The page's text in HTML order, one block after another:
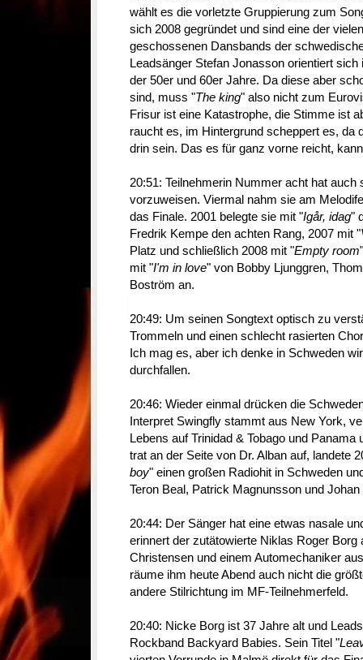
wählt es die vorletzte Gruppierung zum
sich 2008 gegründet und sind eine der
geschossenen Dansbands der
Leadsänger Stefan Jonasson orientiert
der 50er und 60er Jahre. Da diese aber
sind, muss "The king" also nicht zum
Frisur ist eine Katastrophe, die Stimme ist
raucht es, im Hintergrund scheppert es, da
drin sein. Das es für ganz vorne reicht,
20:51: Teilnehmerin Nummer acht hat auch
vorzuweisen. Viermal nahm sie am
das Finale. 2001 belegte sie mit "Igår, idag"
Fredrik Kempe den achten Rang, 2007 mit "
Platz und schließlich 2008 mit "Empty room
mit "I'm in love" von Bobby Ljunggren,
Boström an.
20:49: Um seinen Songtext optisch zu
Trommeln und einen schlecht rasierten
Ich mag es, aber ich denke in Schweden
durchfallen.
20:46: Wieder einmal drücken die
Interpret Swingfly stammt aus New York,
Lebens auf Trinidad & Tobago und
trat an der Seite von Dr. Alban auf, landete
boy" einen großen Radiohit in Schweden
Teron Beal, Patrick Magnunsson und
20:44: Der Sänger hat eine etwas nasale
erinnert der zutätowierte Niklas Roger Borg
Christensen und einem Automechaniker
räume ihm heute Abend auch nicht die
andere Stilrichtung im MF-Teilnehmerfeld.
20:40: Nicke Borg ist 37 Jahre alt und
Rockband Backyard Babies. Sein Titel "